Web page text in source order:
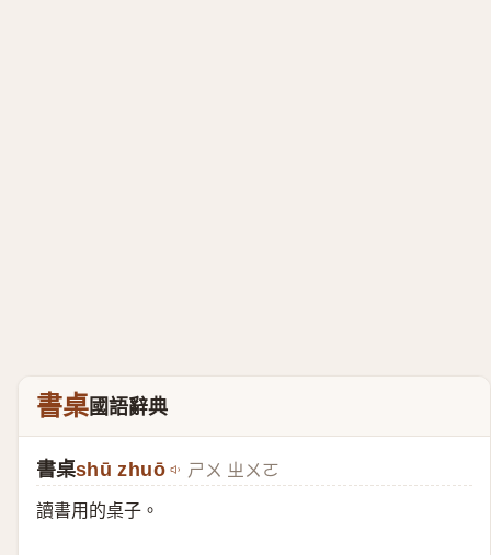
書桌國語辭典
書桌shū zhuō ㄕㄨ ㄓㄨㄛ
讀書用的桌子。